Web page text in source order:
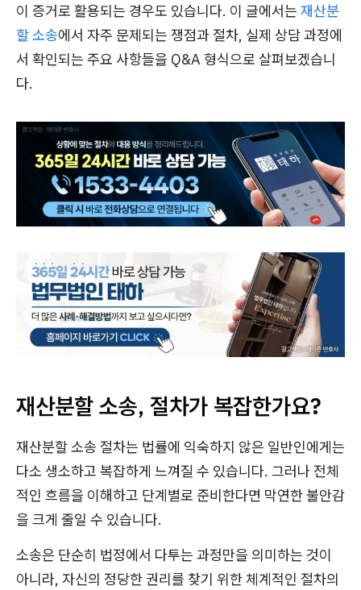
이 증거로 활용되는 경우도 있습니다. 이 글에서는 재산분
할 소송에서 자주 문제되는 쟁점과 절차, 실제 상담 과정에
서 확인되는 주요 사항들을 Q&A 형식으로 살펴보겠습니
다.
재산분할 소송, 절차가 복잡한가요?
재산분할 소송 절차는 법률에 익숙하지 않은 일반인에게는
다소 생소하고 복잡하게 느껴질 수 있습니다. 그러나 전체
적인 흐름을 이해하고 단계별로 준비한다면 막연한 불안감
을 크게 줄일 수 있습니다.
소송은 단순히 법정에서 다투는 과정만을 의미하는 것이
아니라, 자신의 정당한 권리를 찾기 위한 체계적인 절차의